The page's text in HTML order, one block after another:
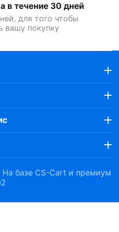
в течение 30 дней
для того чтобы
вашу покупку
базе CS-Cart и премиум